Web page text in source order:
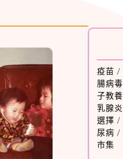
疫苗 /
腸病毒
子教養
乳腺炎
選擇 /
尿病 /
市集